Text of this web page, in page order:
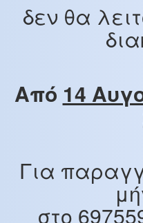
δεν θα
Από 14
Για
στο